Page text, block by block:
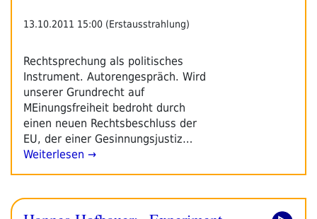
13.10.2011 15:00 (Erstausstrahlung)
Rechtsprechung als politisches
Instrument. Autorengespräch. Wird
unserer Grundrecht auf
MEinungsfreiheit bedroht durch
einen neuen Rechtsbeschluss der
EU, der einer Gesinnungsjustiz…
Weiterlesen →